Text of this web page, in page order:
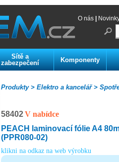
O nás
Sítě a
zabezpečení
Komponenty
Elektro a kancelář >
Produkty >
58402V nabídce
PEACH laminovací fólie A4
(PPR080-02)
klikni na odkaz na web výrobku